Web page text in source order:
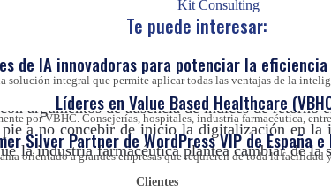
Kit Consulting
Te puede interesar:
de IA innovadoras para potenciar la
solución integral que permite aplicar todas las ventajas de la
Líderes en Value Based Healthcare
por VBHC. Consejerías, hospitales, industria farmacéutica,
Silver Partner de WordPress VIP de España
orientado a grandes empresas que requieren de toda la
Clientes
argumentos de ausencia de índices de retorno
a no concebir de inicio la digitalización en la
la industria farmacéutica plantea cambiar de la